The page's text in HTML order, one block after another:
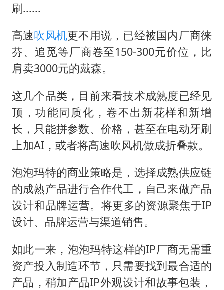
刷......
高速吹风机更不用说，已经被国内厂商徕
芬、追觅等厂商卷至150-300元价位，比
肩卖3000元的戴森。
这几个品类，目前来看技术成熟度已经见
顶，功能同质化，卷不出新花样和新增
长，只能拼参数、价格，甚至在电动牙刷
上加AI，或者将高速吹风机做成折叠款。
泡泡玛特的商业策略是，选择成熟供应链
的成熟产品进行合作代工，自己来做产品
设计和品牌运营。将更多的资源聚焦于IP
设计、品牌运营与渠道销售。
如此一来，泡泡玛特这样的IP厂商无需重
资产投入制造环节，只需要找到最合适的
产品，稍加产品IP外观设计和故事包装，